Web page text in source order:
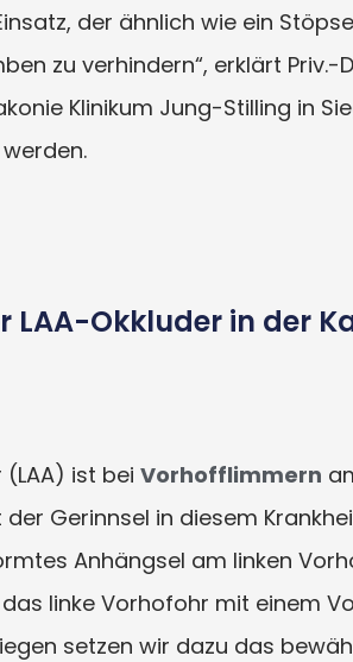
der ähnlich wie ein
zu verhindern“, erklärt Priv.-
Klinikum Jung-Stilling in
LAA-Okkluder in der
ist bei Vorhofflimmern
der Gerinnsel in diesem
Anhängsel am linken
linke Vorhofohr mit einem
setzen wir dazu das